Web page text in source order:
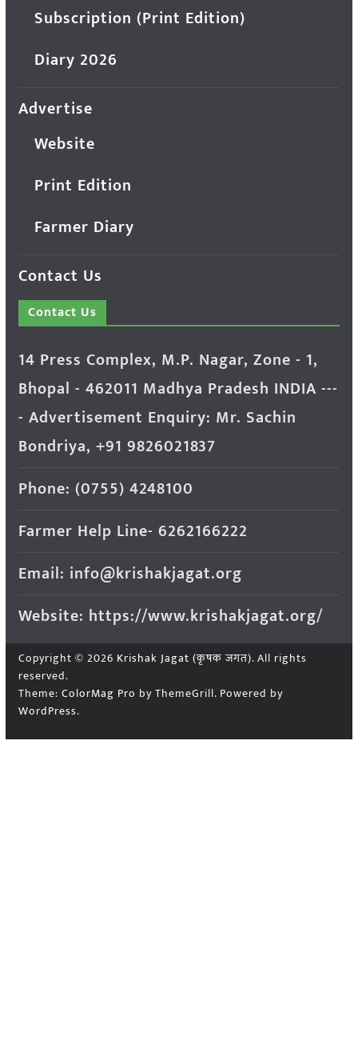
Subscription (Print Edition)
Diary 2026
Advertise
Website
Print Edition
Farmer Diary
Contact Us
Contact Us
14 Press Complex, M.P. Nagar, Zone - 1,
Bhopal - 462011 Madhya Pradesh INDIA ---
- Advertisement Enquiry: Mr. Sachin
Bondriya, +91 9826021837
Phone: (0755) 4248100
Farmer Help Line- 6262166222
Email: info@krishakjagat.org
Website: https://www.krishakjagat.org/
Copyright © 2026 Krishak Jagat (कृषक जगत). All rights
reserved.
Theme: ColorMag Pro by ThemeGrill. Powered by
WordPress.